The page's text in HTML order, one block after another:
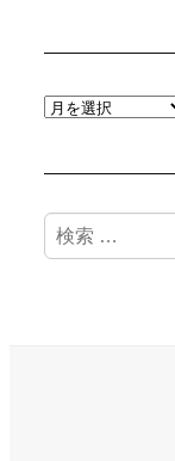
ア
ブ
検
索